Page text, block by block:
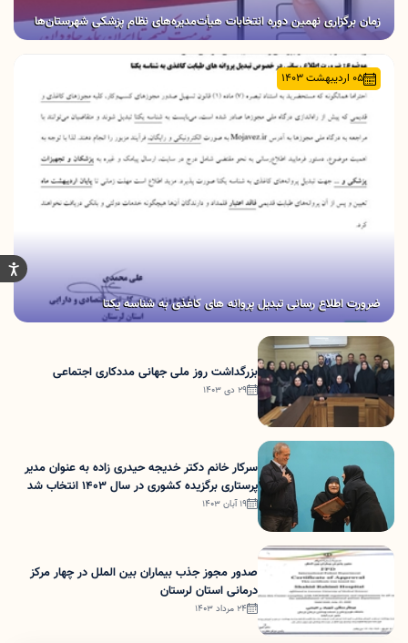
زمان برگزاری نهمین دوره انتخابات هیأت‌مدیره‌های نظام پزشکی شهرستان‌ها
05 اردیبهشت 1403
ضرورت اطلاع رسانی تبدیل پروانه های کاغذی به شناسه یکتا
بزرگداشت روز ملی جهانی مددکاری اجتماعی
29 دی 1403
سرکار خانم دکتر خدیجه حیدری زاده به عنوان مدیر
پرستاری برگزیده کشوری در سال 1403 انتخاب شد
19 آبان 1403
صدور مجوز جذب بیماران بین الملل در چهار مرکز
درمانی استان لرستان
24 مرداد 1403